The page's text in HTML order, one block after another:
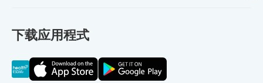
下载应用程式